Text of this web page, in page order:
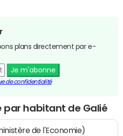
plans directement par e-
Je m'abonne
de confidentialité
par habitant de Galié
de l'Economie)